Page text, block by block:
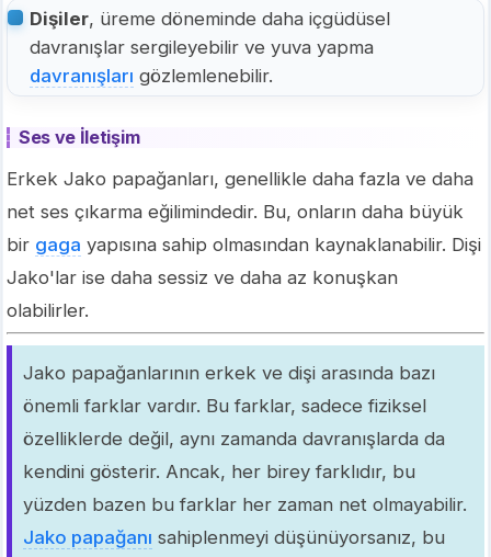
Dişiler, üreme döneminde daha içgüdüsel
davranışlar sergileyebilir ve yuva yapma
davranışları gözlemlenebilir.
Ses ve İletişim
Erkek Jako papağanları, genellikle daha fazla ve daha
net ses çıkarma eğilimindedir. Bu, onların daha büyük
bir gaga yapısına sahip olmasından kaynaklanabilir. Dişi
Jako'lar ise daha sessiz ve daha az konuşkan
olabilirler.
Jako papağanlarının erkek ve dişi arasında bazı
önemli farklar vardır. Bu farklar, sadece fiziksel
özelliklerde değil, aynı zamanda davranışlarda da
kendini gösterir. Ancak, her birey farklıdır, bu
yüzden bazen bu farklar her zaman net olmayabilir.
Jako papağanı sahiplenmeyi düşünüyorsanız, bu